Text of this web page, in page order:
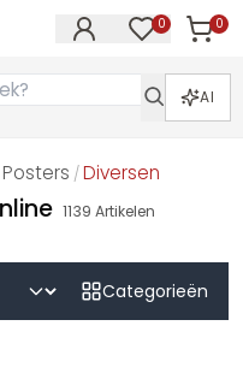
0 0
AI
Posters /Diversen
1139 Artikelen
Categorieën